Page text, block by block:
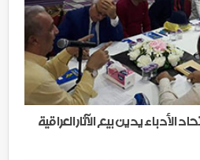
يدين بيع الآثار العراقية